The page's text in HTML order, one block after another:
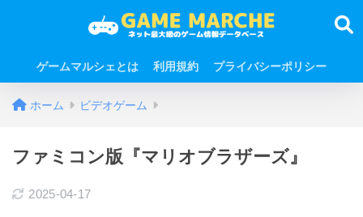
ゲームマルシェとは 利用規約 プライバシーポリシー
ホーム ビデオゲーム
ファミコン版『マリオブラザーズ』
2025-04-17